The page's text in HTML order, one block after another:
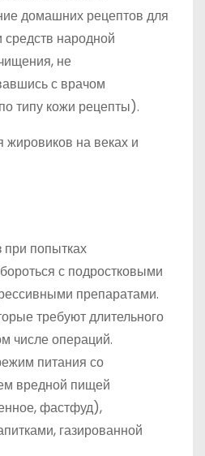
домашних рецептов для
народной
не
с врачом
типу кожи рецепты).
при попытках
с подростковыми
препаратами.
требуют длительного
числе операций.
питания со
вредной пищей
фастфуд),
газированной